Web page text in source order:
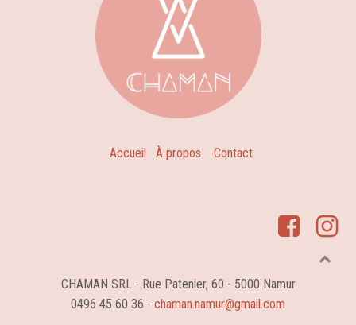
Accueil À propos Contact
CHAMAN SRL - Rue Patenier, 60 - 5000 Namur
0496 45 60 36 - chaman.namur@gmail.com